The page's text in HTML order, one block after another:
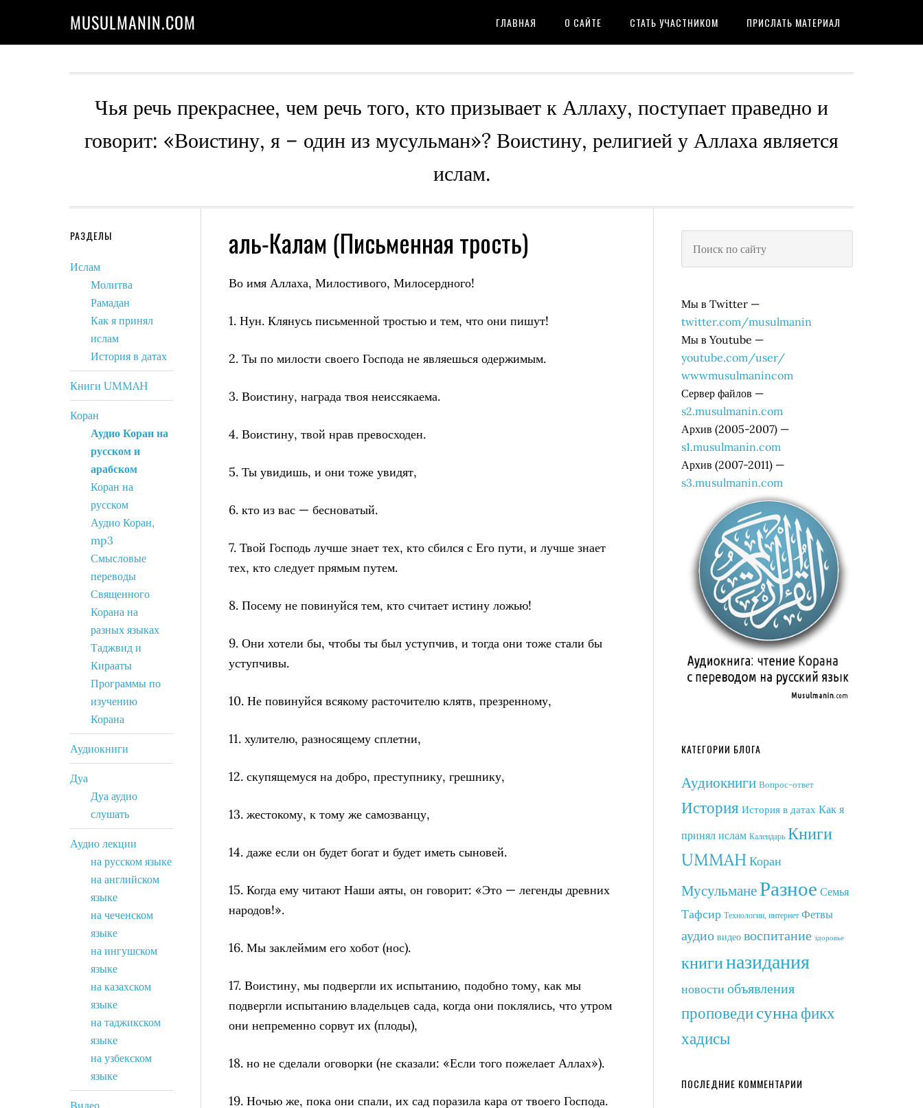
MUSULMANIN.COM ГЛАВНАЯ О САЙТЕ СТАТЬ УЧАСТНИКОМ ПРИСЛАТЬ МАТЕРИАЛ
Чья речь прекраснее, чем речь того, кто призывает к Аллаху, поступает праведно и
говорит: «Воистину, я – один из мусульман»? Воистину, религией у Аллаха является
ислам.
аль-Калам (Письменная трость)
Во имя Аллаха, Милостивого, Милосердного!
1. Нун. Клянусь письменной тростью и тем, что они пишут!
2. Ты по милости своего Господа не являешься одержимым.
3. Воистину, награда твоя неиссякаема.
4. Воистину, твой нрав превосходен.
5. Ты увидишь, и они тоже увидят,
6. кто из вас — бесноватый.
7. Твой Господь лучше знает тех, кто сбился с Его пути, и лучше знает
тех, кто следует прямым путем.
8. Посему не повинуйся тем, кто считает истину ложью!
9. Они хотели бы, чтобы ты был уступчив, и тогда они тоже стали бы
уступчивы.
10. Не повинуйся всякому расточителю клятв, презренному,
11. хулителю, разносящему сплетни,
12. скупящемуся на добро, преступнику, грешнику,
13. жестокому, к тому же самозванцу,
14. даже если он будет богат и будет иметь сыновей.
15. Когда ему читают Наши аяты, он говорит: «Это — легенды древних
народов!».
16. Мы заклеймим его хобот (нос).
17. Воистину, мы подвергли их испытанию, подобно тому, как мы
подвергли испытанию владельцев сада, когда они поклялись, что утром
они непременно сорвут их (плоды),
18. но не сделали оговорки (не сказали: «Если того пожелает Аллах»).
19. Ночью же, пока они спали, их сад поразила кара от твоего Господа.
Мы в Twitter —
twitter.com/musulmanin
Мы в Youtube —
youtube.com/user/
wwwmusulmanincom
Сервер файлов —
s2.musulmanin.com
Архив (2005-2007) —
s1.musulmanin.com
Архив (2007-2011) —
s3.musulmanin.com
КАТЕГОРИИ БЛОГА
Аудиокниги Вопрос-ответ
История История в датах Как я
принял ислам Календарь Книги
UMMAH Коран
МусульманеРазное Семья
Тафсир Технологии, интернет Фетвы
аудио видео воспитание здоровье
книгиназидания
новости объявления
проповедисуннафикх
хадисы
ПОСЛЕДНИЕ КОММЕНТАРИИ
РАЗДЕЛЫ
Ислам
Молитва
Рамадан
Как я принял
ислам
История в датах
Книги UMMAH
Коран
Аудио Коран на
русском и
арабском
Коран на
русском
Аудио Коран,
mp3
Смысловые
переводы
Священного
Корана на
разных языках
Таджвид и
Кирааты
Программы по
изучению
Корана
Аудиокниги
Дуа
Дуа аудио
слушать
Аудио лекции
на русском языке
на английском
языке
на чеченском
языке
на ингушском
языке
на казахском
языке
на таджикском
языке
на узбекском
языке
Видео